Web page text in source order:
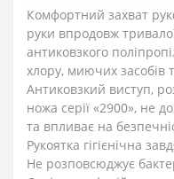
Комфортний захват
руки впродовж
антиковзкого
хлору, миючих засобів
Антиковзкий виступ,
ножа серії «2900», не
та впливає на
Рукоятка гігієнічна
Не розповсюджує